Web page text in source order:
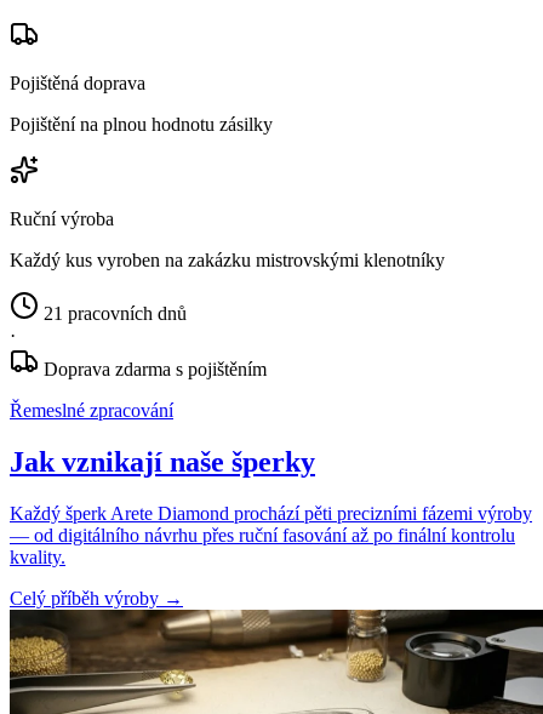
Pojištěná doprava
Pojištění na plnou hodnotu zásilky
Ruční výroba
Každý kus vyroben na zakázku mistrovskými klenotníky
21 pracovních dnů
·
Doprava zdarma s pojištěním
Řemeslné zpracování
Jak vznikají naše šperky
Každý šperk Arete Diamond prochází pěti precizními fázemi výroby
— od digitálního návrhu přes ruční fasování až po finální kontrolu
kvality.
Celý příběh výroby →